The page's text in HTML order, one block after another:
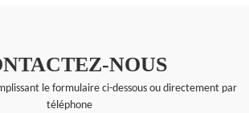
NOUS
le formulaire ci-dessous ou directement par
téléphone